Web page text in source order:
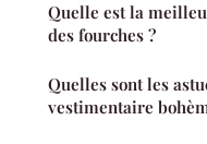
Quelle est la
des fourches ?
Quelles sont les
vestimentaire